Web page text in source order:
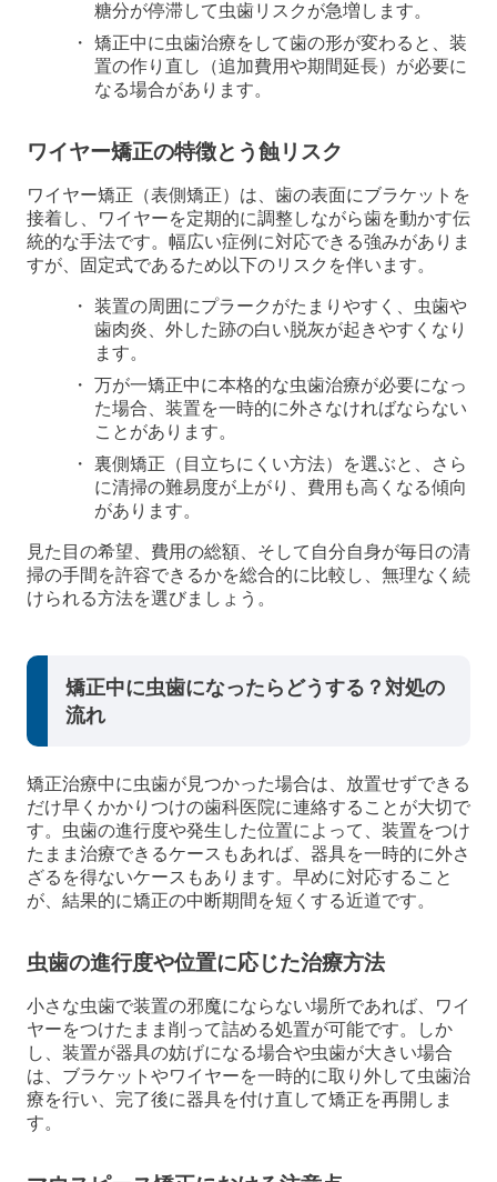
糖分が停滞して虫歯リスクが急増します。
矯正中に虫歯治療をして歯の形が変わると、装
置の作り直し（追加費用や期間延長）が必要に
なる場合があります。
ワイヤー矯正の特徴とう蝕リスク
ワイヤー矯正（表側矯正）は、歯の表面にブラケットを
接着し、ワイヤーを定期的に調整しながら歯を動かす伝
統的な手法です。幅広い症例に対応できる強みがありま
すが、固定式であるため以下のリスクを伴います。
装置の周囲にプラークがたまりやすく、虫歯や
歯肉炎、外した跡の白い脱灰が起きやすくなり
ます。
万が一矯正中に本格的な虫歯治療が必要になっ
た場合、装置を一時的に外さなければならない
ことがあります。
裏側矯正（目立ちにくい方法）を選ぶと、さら
に清掃の難易度が上がり、費用も高くなる傾向
があります。
見た目の希望、費用の総額、そして自分自身が毎日の清
掃の手間を許容できるかを総合的に比較し、無理なく続
けられる方法を選びましょう。
矯正中に虫歯になったらどうする？対処の
流れ
矯正治療中に虫歯が見つかった場合は、放置せずできる
だけ早くかかりつけの歯科医院に連絡することが大切で
す。虫歯の進行度や発生した位置によって、装置をつけ
たまま治療できるケースもあれば、器具を一時的に外さ
ざるを得ないケースもあります。早めに対応すること
が、結果的に矯正の中断期間を短くする近道です。
虫歯の進行度や位置に応じた治療方法
小さな虫歯で装置の邪魔にならない場所であれば、ワイ
ヤーをつけたまま削って詰める処置が可能です。しか
し、装置が器具の妨げになる場合や虫歯が大きい場合
は、ブラケットやワイヤーを一時的に取り外して虫歯治
療を行い、完了後に器具を付け直して矯正を再開しま
す。